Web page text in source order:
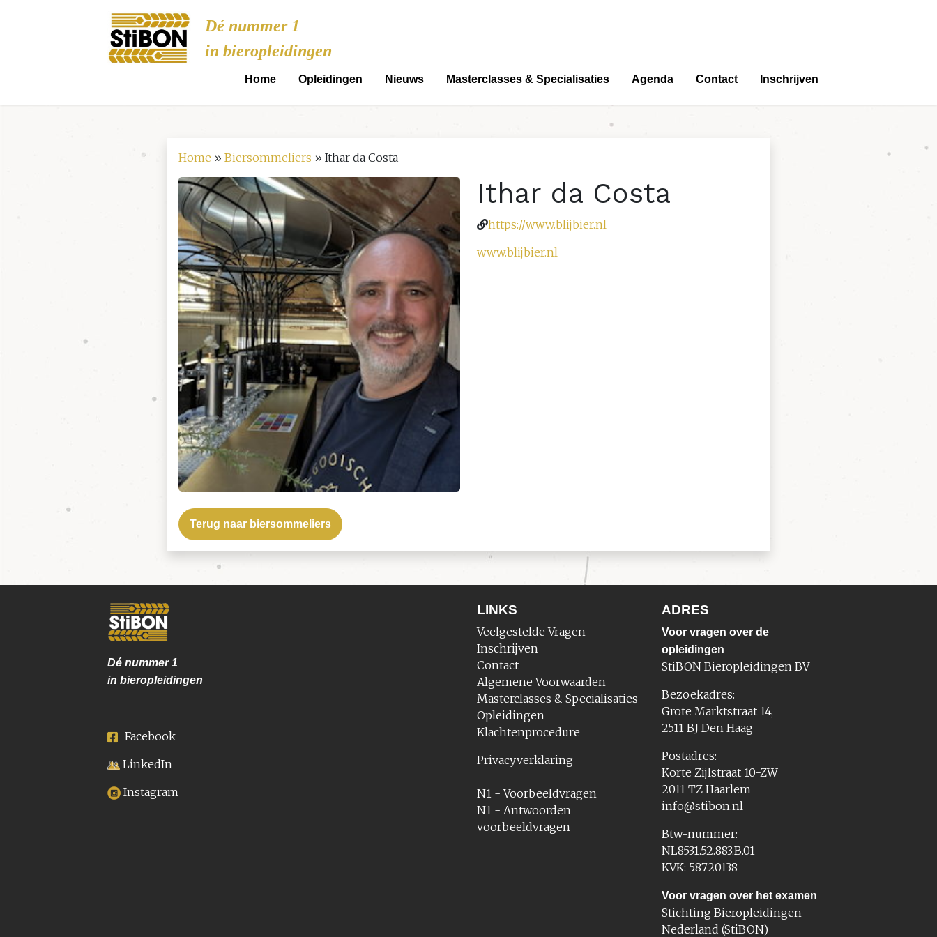
Stibon
Dé nummer 1
in bieropleidingen
Home Opleidingen Nieuws Masterclasses & Specialisaties Agenda Contact Inschrijven
Home »Biersommeliers »Ithar da Costa
Ithar da Costa
https://www.blijbier.nl
www.blijbier.nl
Terug naar biersommeliers
Dé nummer1
in bieropleidingen
Facebook
LinkedIn
Instagram
LINKS
Veelgestelde Vragen
Inschrijven
Contact
Algemene Voorwaarden
Masterclasses & Specialisaties
Opleidingen
Klachtenprocedure
Privacyverklaring
N1 - Voorbeeldvragen
N1 - Antwoorden
voorbeeldvragen
ADRES
Voor vragen over de
opleidingen
StiBON Bieropleidingen BV
Bezoekadres:
Grote Marktstraat 14,
2511 BJ Den Haag
Postadres:
Korte Zijlstraat 10-ZW
2011 TZ Haarlem
info@stibon.nl
Btw-nummer:
NL8531.52.883.B.01
KVK: 58720138
Voor vragen over het examen
Stichting Bieropleidingen
Nederland (StiBON)